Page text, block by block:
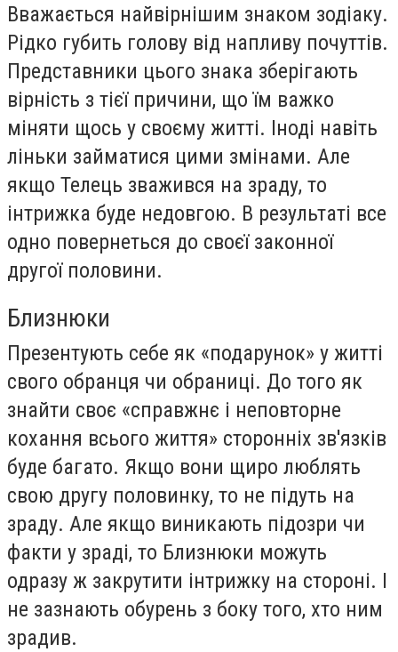
Вважається найвірнішим знаком зодіаку.
Рідко губить голову від напливу почуттів.
Представники цього знака зберігають
вірність з тієї причини, що їм важко
міняти щось у своєму житті. Іноді навіть
ліньки займатися цими змінами. Але
якщо Телець зважився на зраду, то
інтрижка буде недовгою. В результаті все
одно повернеться до своєї законної
другої половини.
Близнюки
Презентують себе як «подарунок» у житті
свого обранця чи обраниці. До того як
знайти своє «справжнє і неповторне
кохання всього життя» сторонніх зв'язків
буде багато. Якщо вони щиро люблять
свою другу половинку, то не підуть на
зраду. Але якщо виникають підозри чи
факти у зраді, то Близнюки можуть
одразу ж закрутити інтрижку на стороні. І
не зазнають обурень з боку того, хто ним
зрадив.